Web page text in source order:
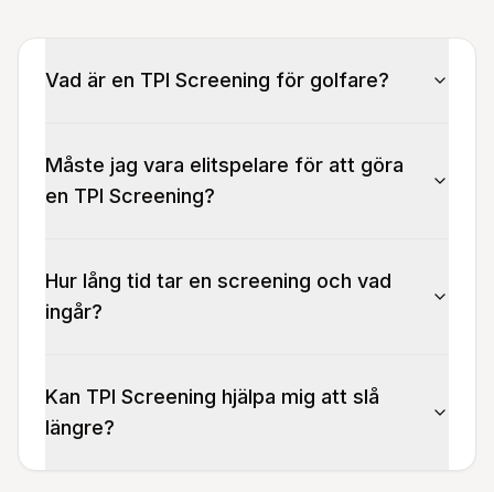
Vad är en TPI Screening för golfare?
Måste jag vara elitspelare för att göra
en TPI Screening?
Hur lång tid tar en screening och vad
ingår?
Kan TPI Screening hjälpa mig att slå
längre?